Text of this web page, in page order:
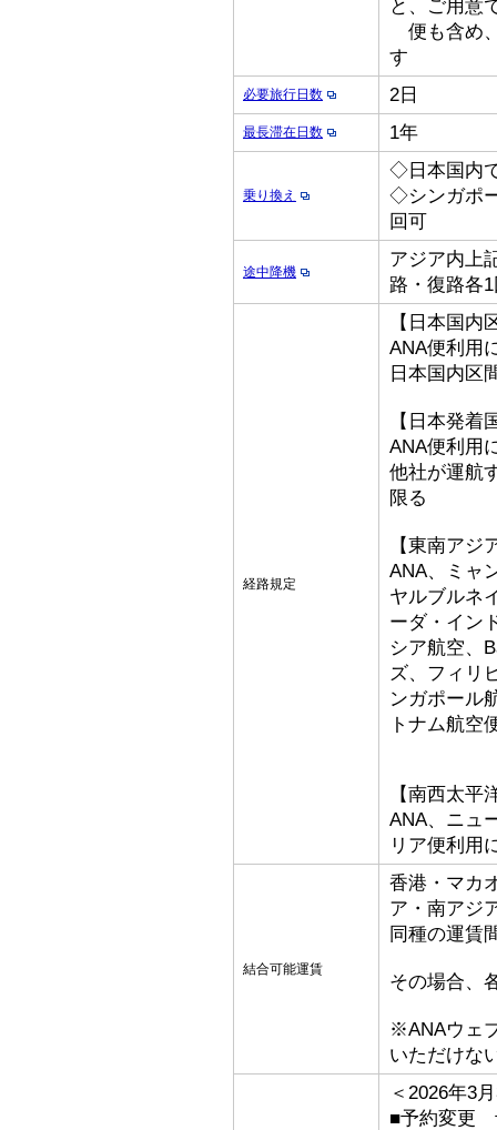
と、ご用意
便も含め
す
必要旅行日数 2日
最長滞在日数 1年
乗り換え
◇日本国内
◇シンガポ
回可
途中降機
アジア内上
路・復路各
経路規定
【日本国内
ANA便利用
日本国内区
【日本発着
ANA便利用
他社が運航
限る
【東南アジ
ANA、ミャ
ヤルブルネ
ーダ・イン
シア航空、
ズ、フィリ
ンガポール
トナム航空
【南西太平
ANA、ニュ
リア便利用
結合可能運賃
香港・マカ
ア・南アジ
同種の運賃
その場合、
※ANAウェ
いただけな
＜2026年3
■予約変更